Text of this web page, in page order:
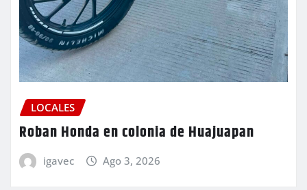
LOCALES
Roban Honda en colonia de Huajuapan
igavec Ago 3, 2026